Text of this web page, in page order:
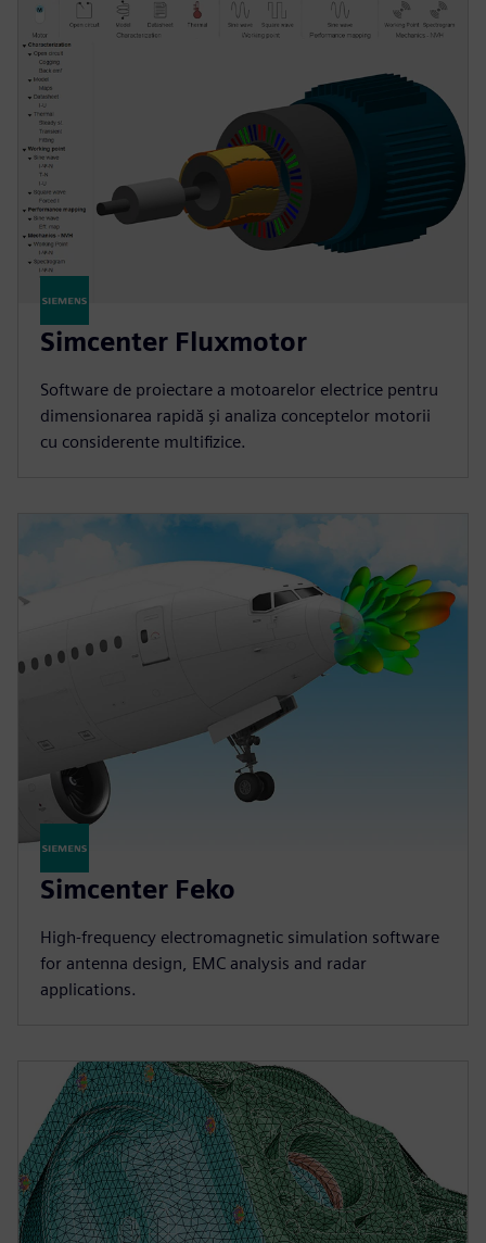
Simcenter Fluxmotor
Software de proiectare a motoarelor electrice pentru
dimensionarea rapidă și analiza conceptelor motorii
cu considerente multifizice.
Simcenter Feko
High-frequency electromagnetic simulation software
for antenna design, EMC analysis and radar
applications.